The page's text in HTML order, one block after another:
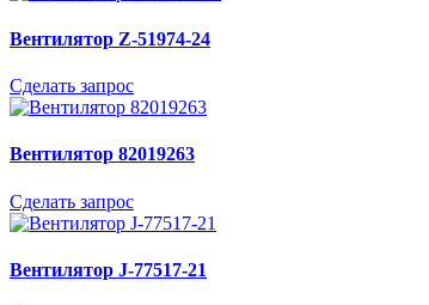
Вентилятор Z-51974-24
Сделать запрос
Вентилятор 82019263
Сделать запрос
Вентилятор J-77517-21